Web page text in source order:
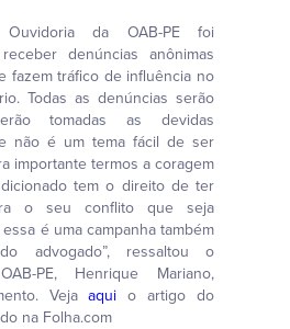
da OAB-PE foi
denúncias anônimas
fazem tráfico de influência no
Todas as denúncias serão
tomadas as devidas
não é um tema fácil de ser
importante termos a coragem
tem o direito de ter
o seu conflito que seja
é uma campanha também
advogado”, ressaltou o
PE, Henrique Mariano,
Vejaaquio artigo do
na Folha.com